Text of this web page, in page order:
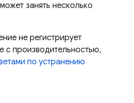
занять несколько
не регистрирует
с производительностью,
по устранению